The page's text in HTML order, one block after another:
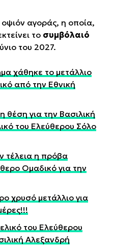
αγοράς, η οποία,
το συμβόλαιό
του 2027.
χάθηκε το μετάλλιο
από την Εθνική
θέση για την Βασιλική
του Ελεύθερου Σόλο
τέλεια η πρόβα
Ομαδικό για την
χρυσό μετάλλιο για
του Ελεύθερου
Αλεξανδρή